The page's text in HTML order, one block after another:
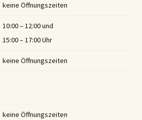
keine Öffnungszeiten
10:00 – 12:00 und
15:00 – 17:00 Uhr
keine Öffnungszeiten
keine Öffnungszeiten